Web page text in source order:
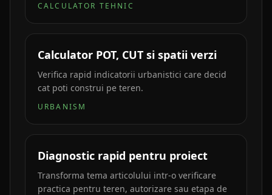
CALCULATOR TEHNIC
Calculator POT, CUT si spatii verzi
Verifica rapid indicatorii urbanistici care decid
cat poti construi pe teren.
URBANISM
Diagnostic rapid pentru proiect
Transforma tema articolului intr-o verificare
practica pentru teren, autorizare sau etapa de